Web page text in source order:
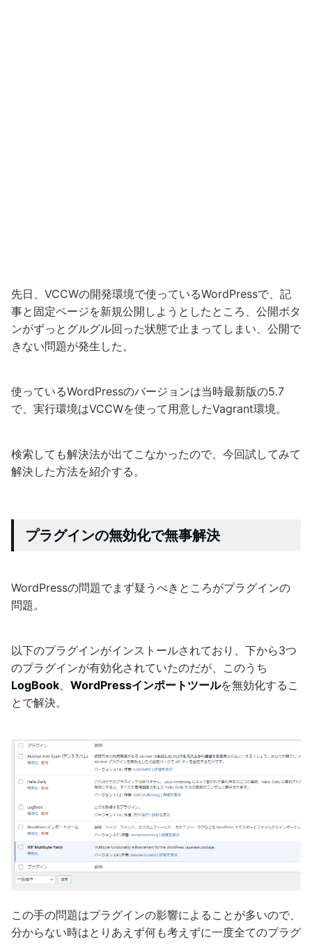
先日、VCCWの開発環境で使っているWordPressで、記
事と固定ページを新規公開しようとしたところ、公開ボタ
ンがずっとグルグル回った状態で止まってしまい、公開で
きない問題が発生した。
使っているWordPressのバージョンは当時最新版の5.7
で、実行環境はVCCWを使って用意したVagrant環境。
検索しても解決法が出てこなかったので、今回試してみて
解決した方法を紹介する。
プラグインの無効化で無事解決
WordPressの問題でまず疑うべきところがプラグインの
問題。
以下のプラグインがインストールされており、下から3つ
のプラグインが有効化されていたのだが、このうち
LogBook
WordPressインポートツールを無効化するこ
とで解決。
この手の問題はプラグインの影響によることが多いので、
分からない時はとりあえず何も考えずに一度全てのプラグ